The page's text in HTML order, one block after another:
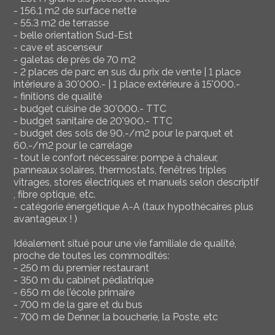
- 156.1 m2 de surface nette
- 55.3 m2 de terrasse
- belle orientation Sud-Est
- cave et ascenseur
- galetas de près de 70 m2
- 2 places de parc en sus du prix de vente | 1 place
intérieure à 30'000.- | 1 place extérieure à 15'000.-
- finitions de qualité
- budget cuisine de 30'000.- TTC
- budget sanitaire de 20'900.- TTC
- budget des sols de 90.-/m2 pour le parquet et
60.-/m2 pour le carrelage
- tout le confort nécessaire: pompe à chaleur,
panneaux solaires, thermostats, fenêtres triples
vitrages, stores électriques et manuels selon descriptif
, fibre optique, etc.
- catégorie énergétique A-A (taux hypothécaires plus
avantageux ! )
Idéalement situé pour une vie familiale de qualité,
proche de toutes les commodités:
- 250 m du premier restaurant
- 350 m du cabinet pédiatrique
- 650 m de l'école primaire
- 700 m de la gare et du bus
- 700 m de Denner, la boucherie, la Poste, etc